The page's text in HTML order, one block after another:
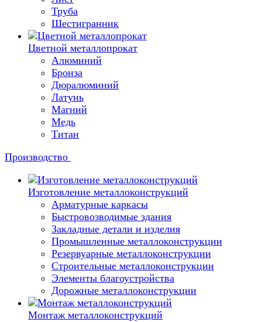
Труба
Шестигранник
Цветной металлопрокат
Алюминий
Бронза
Дюралюминий
Латунь
Магний
Медь
Титан
Производство
Изготовление металлоконструкций
Арматурные каркасы
Быстровозводимые здания
Закладные детали и изделия
Промышленные металлоконструкции
Резервуарные металлоконструкции
Строительные металлоконструкции
Элементы благоустройства
Дорожные металлоконструкции
Монтаж металлоконструкций